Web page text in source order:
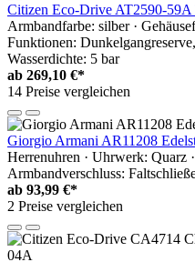
Citizen Eco-Drive AT2590-
Armbandfarbe: silber ·
Funktionen:
Wasserdichte: 5 bar
ab 269,10 €*
14 Preise vergleichen
Giorgio Armani AR11208
Herrenuhren · Uhrwerk: Quarz
Armbandverschluss:
ab 93,99 €*
2 Preise vergleichen